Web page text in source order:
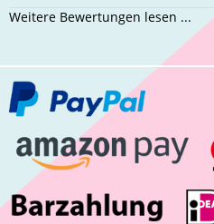
Weitere Bewertungen lesen ...